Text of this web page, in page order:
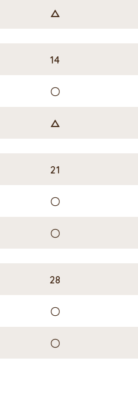
△
14
〇
△
21
〇
〇
28
〇
〇